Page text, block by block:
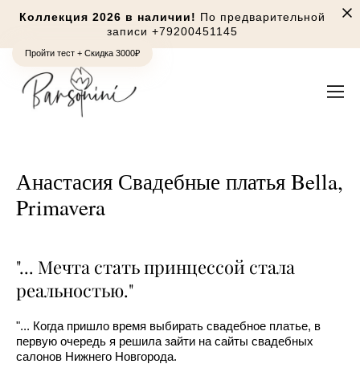
Пройти тест + Скидка 3000₽
Коллекция 2026 в наличии! По предварительной
записи +79200451145
Анастасия Свадебные платья Bella,
Primavera
"... Мечта стать принцессой стала
реальностью."
"... Когда пришло время выбирать свадебное платье, в
первую очередь я решила зайти на сайты свадебных
салонов Нижнего Новгорода.